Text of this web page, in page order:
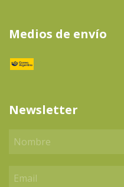
Medios de envío
Newsletter